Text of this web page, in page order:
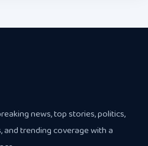
news, top stories, politics,
trending coverage with a